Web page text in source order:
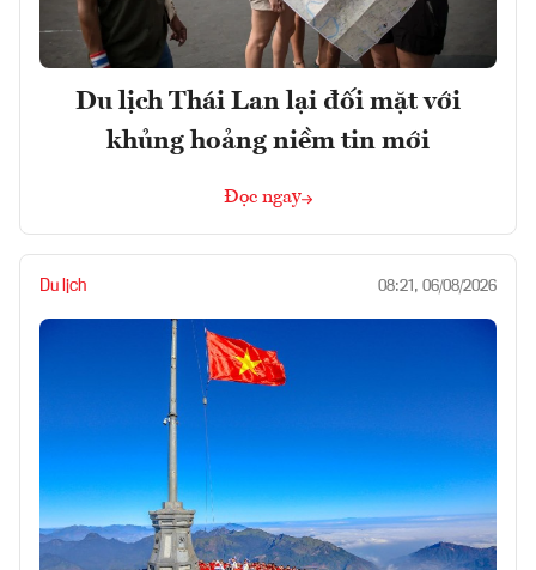
Du lịch Thái Lan lại đối mặt với
khủng hoảng niềm tin mới
Đọc ngay
Du lịch 08:21, 06/08/2026